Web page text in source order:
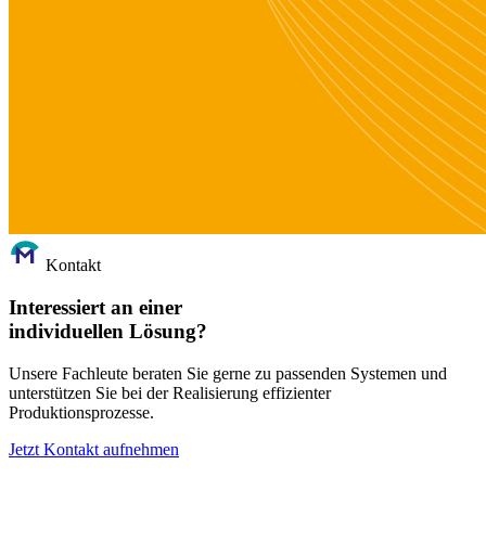
Kontakt
Interessiert an einer
individuellen Lösung?
Unsere Fachleute beraten Sie gerne zu passenden Systemen und
unterstützen Sie bei der Realisierung effizienter
Produktionsprozesse.
Jetzt Kontakt aufnehmen